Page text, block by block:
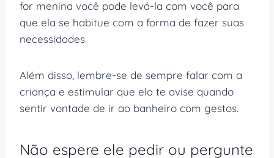
for menina você pode levá-la com você para
que ela se habitue com a forma de fazer suas
necessidades.
Além disso, lembre-se de sempre falar com a
criança e estimular que ela te avise quando
sentir vontade de ir ao banheiro com gestos.
Não espere ele pedir ou pergunte